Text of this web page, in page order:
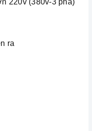
220v (380v-3 pha)
ra